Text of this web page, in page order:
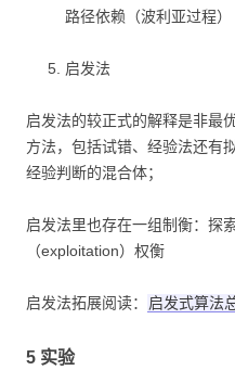
路径依赖（波利亚过程）
启发法
启发法的较正式的解释是非最
方法，包括试错、经验法还有
经验判断的混合体；
启发法里也存在一组制衡：探
（exploitation）权衡
启发法拓展阅读： 启发式算法
5 实验